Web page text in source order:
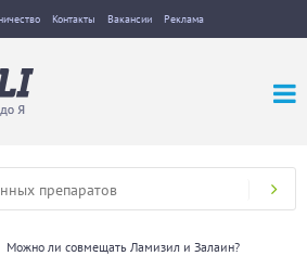
Контакты Вакансии Реклама
Можно ли совмещать Ламизил и Залаин?